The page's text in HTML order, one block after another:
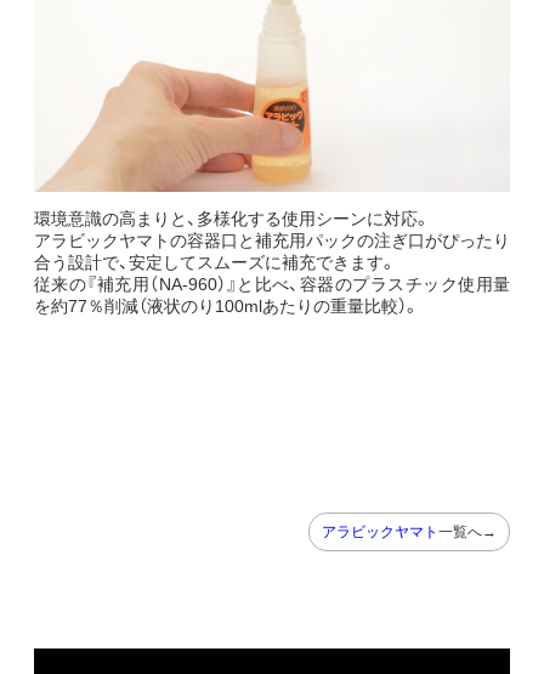
環境意識の高まりと、多様化する使用シーンに対応。
アラビックヤマトの容器口と補充用パックの注ぎ口がぴったり
合う設計で、安定してスムーズに補充できます。
従来の『補充用（NA-960）』と比べ、容器のプラスチック使用量
を約77％削減（液状のり100mlあたりの重量比較）。
アラビックヤマト 一覧へ→